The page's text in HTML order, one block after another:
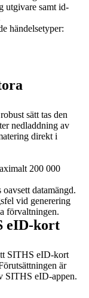
utgivare samt id-
händelsetyper:
sätt tas den
nedladdning av
direkt i
200 000
datamängd.
vid generering
förvaltningen.
eID-kort
SITHS eID-kort
är
SITHS eID-appen.